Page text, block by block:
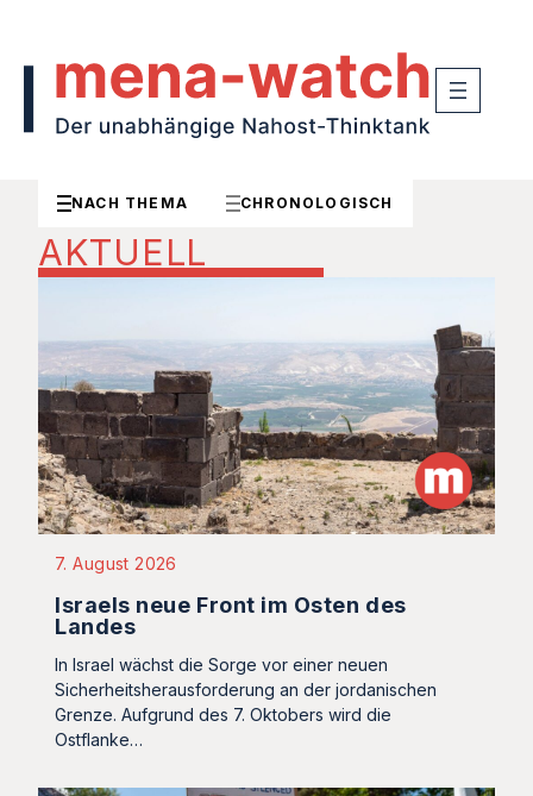
NACH THEMA CHRONOLOGISCH
AKTUELL
7. August 2026
Israels neue Front im Osten des
Landes
In Israel wächst die Sorge vor einer neuen
Sicherheitsherausforderung an der jordanischen
Grenze. Aufgrund des 7. Oktobers wird die
Ostflanke…